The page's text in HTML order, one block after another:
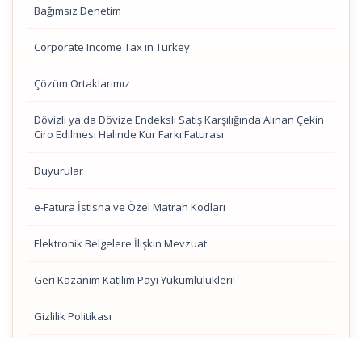
Bağımsız Denetim
Corporate Income Tax in Turkey
Çözüm Ortaklarımız
Dövizli ya da Dövize Endeksli Satış Karşılığında Alınan Çekin
Ciro Edilmesi Halinde Kur Farkı Faturası
Duyurular
e-Fatura İstisna ve Özel Matrah Kodları
Elektronik Belgelere İlişkin Mevzuat
Geri Kazanım Katılım Payı Yükümlülükleri!
Gizlilik Politikası